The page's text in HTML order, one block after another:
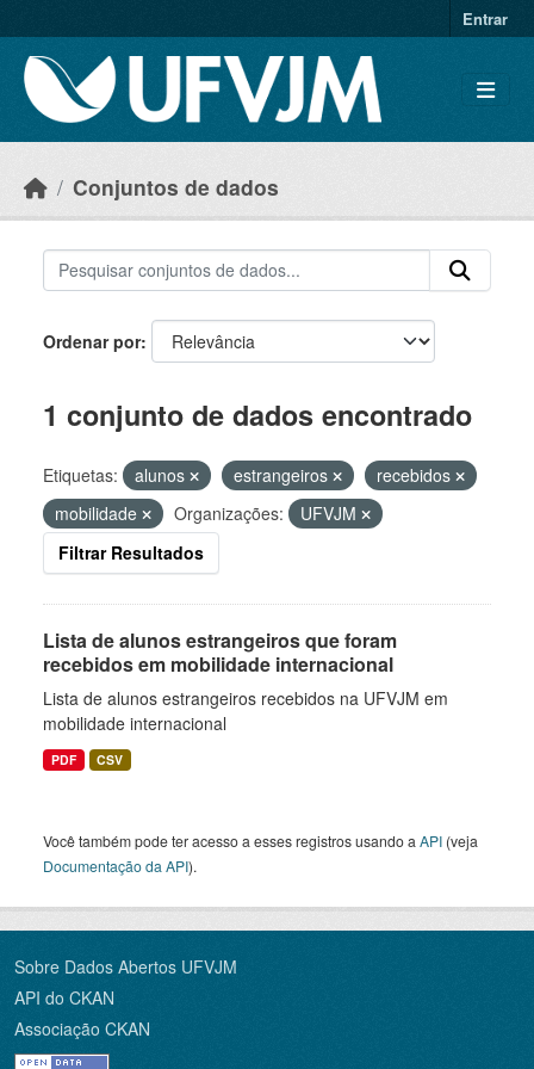
Entrar
Conjuntos de dados
Ordenar por
1 conjunto de dados encontrado
Etiquetas: alunos estrangeiros
recebidos
mobilidade
Organizações:
UFVJM
Filtrar Resultados
Lista de alunos estrangeiros que foram
recebidos em mobilidade internacional
Lista de alunos estrangeiros recebidos na UFVJM em
mobilidade internacional
PDF CSV
Você também pode ter acesso a esses registros usando a API (veja
Documentação da API).
Sobre Dados Abertos UFVJM
API do CKAN
Associação CKAN